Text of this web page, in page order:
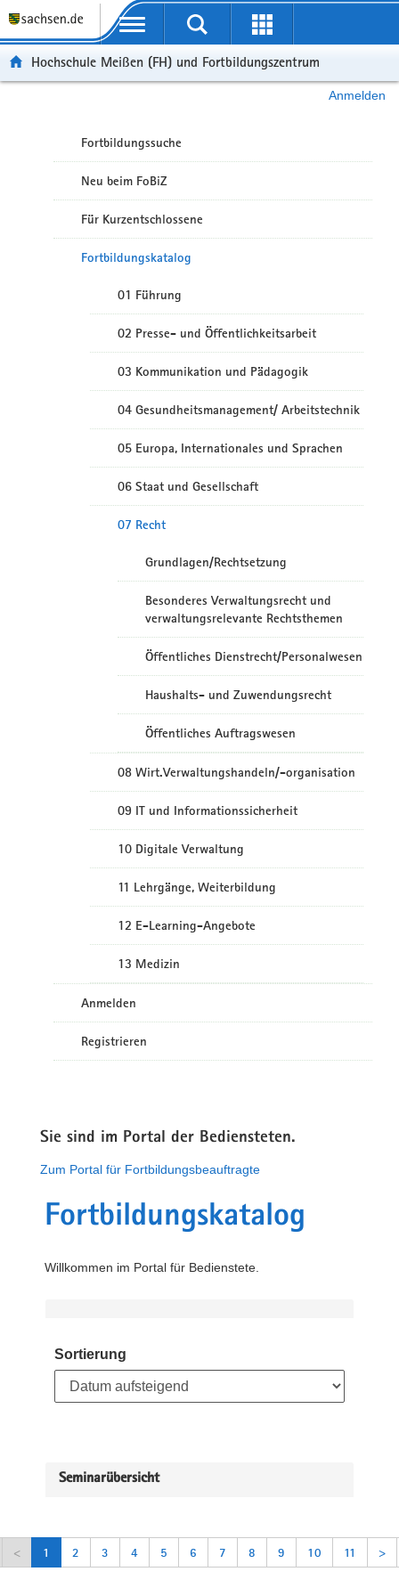
Portalübergreifende Navigation
Hochschule Meißen (FH) und Fortbildungszentrum
Anmelden
Fortbildungssuche
Neu beim FoBiZ
Für Kurzentschlossene
Fortbildungskatalog
01 Führung
02 Presse- und Öffentlichkeitsarbeit
03 Kommunikation und Pädagogik
04 Gesundheitsmanagement/ Arbeitstechnik
05 Europa, Internationales und Sprachen
06 Staat und Gesellschaft
07 Recht
Grundlagen/Rechtsetzung
Besonderes Verwaltungsrecht und
verwaltungsrelevante Rechtsthemen
Öffentliches Dienstrecht/Personalwesen
Haushalts- und Zuwendungsrecht
Öffentliches Auftragswesen
08 Wirt.Verwaltungshandeln/-organisation
09 IT und Informationssicherheit
10 Digitale Verwaltung
11 Lehrgänge, Weiterbildung
12 E-Learning-Angebote
13 Medizin
Anmelden
Registrieren
Sie sind im Portal der Bediensteten.
Zum Portal für Fortbildungsbeauftragte
Fortbildungskatalog
Willkommen im Portal für Bedienstete.
Sortierung
Seminarübersicht
< 1 2 3 4 5 6 7 8 9 10 11 >